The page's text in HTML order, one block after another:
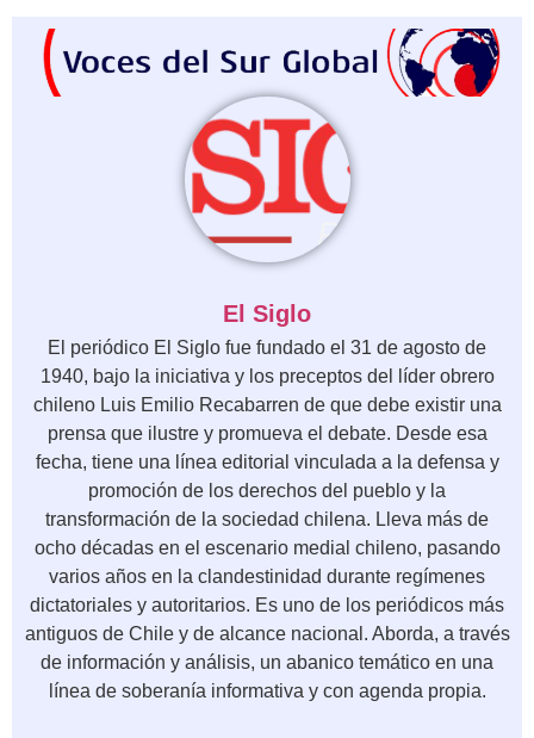
El Siglo
El periódico El Siglo fue fundado el 31 de agosto de
1940, bajo la iniciativa y los preceptos del líder obrero
chileno Luis Emilio Recabarren de que debe existir una
prensa que ilustre y promueva el debate. Desde esa
fecha, tiene una línea editorial vinculada a la defensa y
promoción de los derechos del pueblo y la
transformación de la sociedad chilena. Lleva más de
ocho décadas en el escenario medial chileno, pasando
varios años en la clandestinidad durante regímenes
dictatoriales y autoritarios. Es uno de los periódicos más
antiguos de Chile y de alcance nacional. Aborda, a través
de información y análisis, un abanico temático en una
línea de soberanía informativa y con agenda propia.